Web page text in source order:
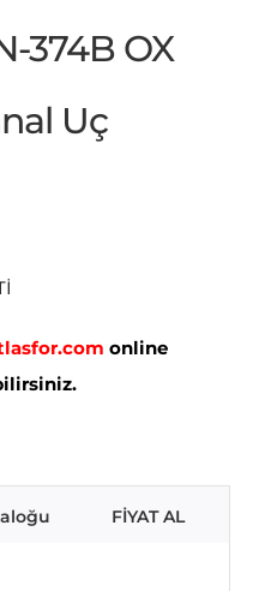
374B OX
Uç
online
FİYAT AL